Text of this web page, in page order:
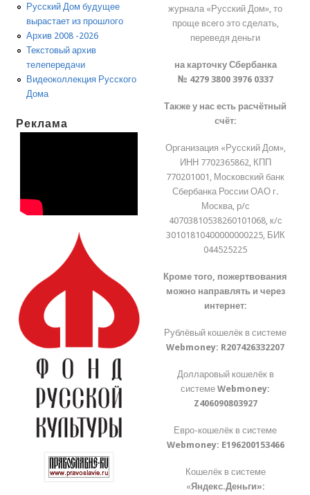
Русский Дом будущее
вырастает из прошлого
Архив 2008 -2026
Текстовый архив
телепередачи
Видеоколлекция Русского
Дома
Реклама
журнала «Русский Дом», то
проще всего это сделать,
переведя деньги
на карточку Сбербанка
№ 4279 3800 3976 0337
Также у нас есть расчётный
счёт:
Организация «Русский Дом»,
ИНН 7702365862, КПП
770201001, Московский банк
Сбербанка России ОАО г.
Москва, р/с
40703810538260101068, к/с
30101810400000000225, БИК
044525225
Кроме того, пожертвования
можно направлять и через
интернет:
Рублёвый кошелёк в системе
Webmoney: R207426332207
Долларовый кошелёк в
системеWebmoney:
Z406090803927
Евро-кошелёк в системе
Webmoney: E196200153466
Кошелёк в системе
«Яндекс.Деньги»: